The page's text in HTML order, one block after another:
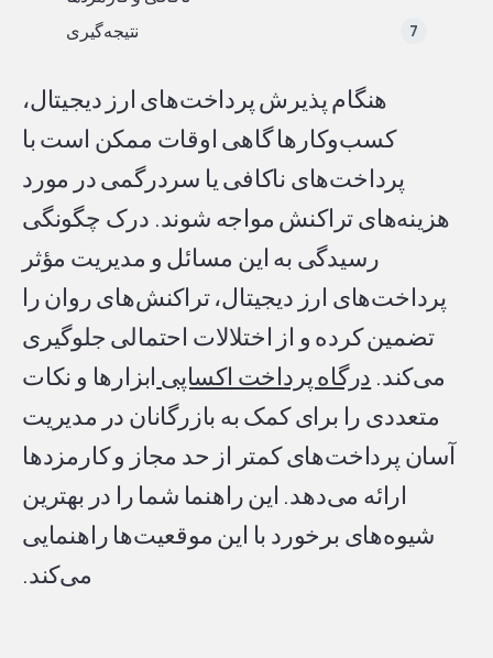
نتیجه‌گیری
هنگام پذیرش پرداخت‌های ارز دیجیتال،
کسب‌وکارها گاهی اوقات ممکن است با
پرداخت‌های ناکافی یا سردرگمی در مورد
هزینه‌های تراکنش مواجه شوند. درک چگونگی
رسیدگی به این مسائل و مدیریت مؤثر
پرداخت‌های ارز دیجیتال، تراکنش‌های روان را
تضمین کرده و از اختلالات احتمالی جلوگیری
می‌کند. درگاه پرداخت اکساپی ابزارها و نکات
متعددی را برای کمک به بازرگانان در مدیریت
آسان پرداخت‌های کمتر از حد مجاز و کارمزدها
ارائه می‌دهد. این راهنما شما را در بهترین
شیوه‌های برخورد با این موقعیت‌ها راهنمایی
می‌کند.